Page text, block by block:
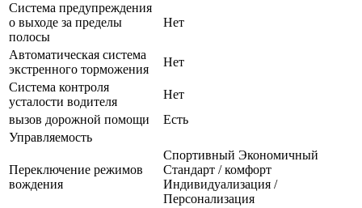
Система предупреждения
о выходе за пределы
полосы
Нет
Автоматическая система
экстренного торможения
Нет
Система контроля
усталости водителя
Нет
вызов дорожной помощи
Есть
Управляемость
Переключение режимов
вождения
Спортивный Экономичный
Стандарт / комфорт
Индивидуализация /
Персонализация